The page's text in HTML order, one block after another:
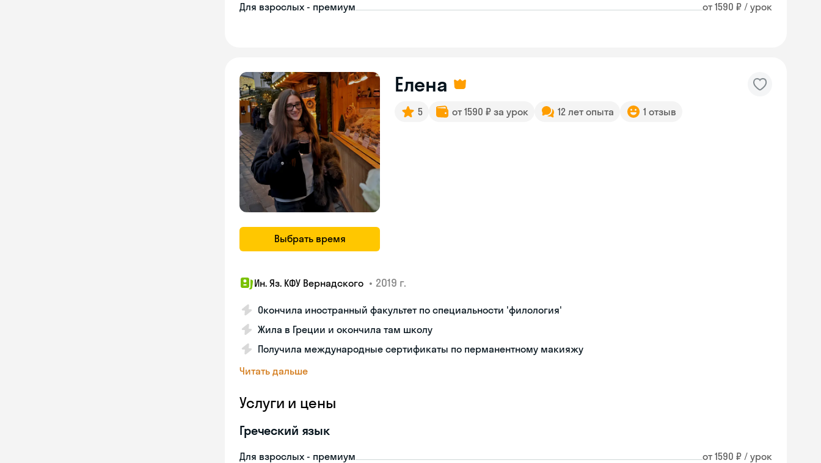
Для взрослых - премиум от 1590 ₽ / урок
Выбрать время
Елена
5 от 1590 ₽ за урок 12 лет опыта 1 отзыв
Ин. Яз. КФУ Вернадского • 2019 г.
Окончила иностранный факультет по специальности 'филология'
Жила в Греции и окончила там школу
Получила международные сертификаты по перманентному макияжу
Читать дальше
Услуги и цены
Греческий язык
Для взрослых - премиум от 1590 ₽ / урок